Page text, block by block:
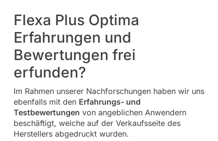
Flexa Plus Optima
Erfahrungen und
Bewertungen frei
erfunden?
Im Rahmen unserer Nachforschungen haben wir uns
ebenfalls mit den Erfahrungs- und
Testbewertungen von angeblichen Anwendern
beschäftigt, welche auf der Verkaufsseite des
Herstellers abgedruckt wurden.